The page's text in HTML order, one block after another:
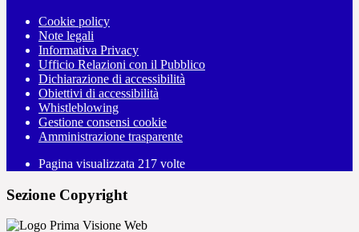
Cookie policy
Note legali
Informativa Privacy
Ufficio Relazioni con il Pubblico
Dichiarazione di accessibilità
Obiettivi di accessibilità
Whistleblowing
Gestione consensi cookie
Amministrazione trasparente
Pagina visualizzata 217 volte
Sezione Copyright